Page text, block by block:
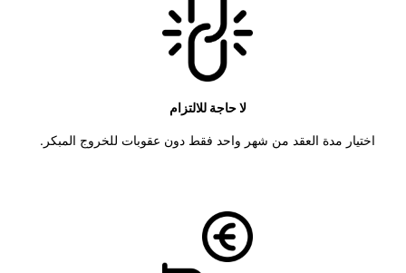
لا حاجة للالتزام
اختيار مدة العقد من شهر واحد فقط دون عقوبات للخروج المبكر.